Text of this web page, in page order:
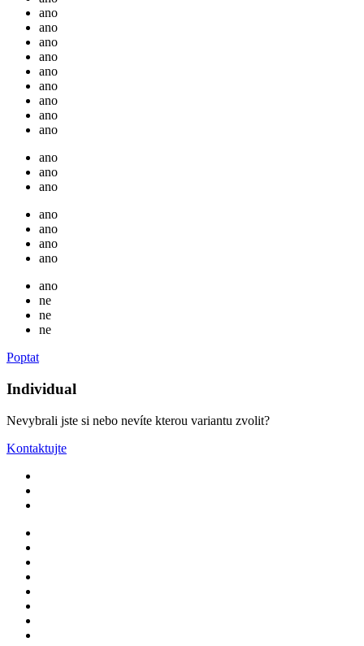
ano
ano
ano
ano
ano
ano
ano
ano
ano
ano
ano
ano
ano
ano
ano
ano
ano
ne
ne
ne
Poptat
Individual
Nevybrali jste si nebo nevíte kterou variantu zvolit?
Kontaktujte